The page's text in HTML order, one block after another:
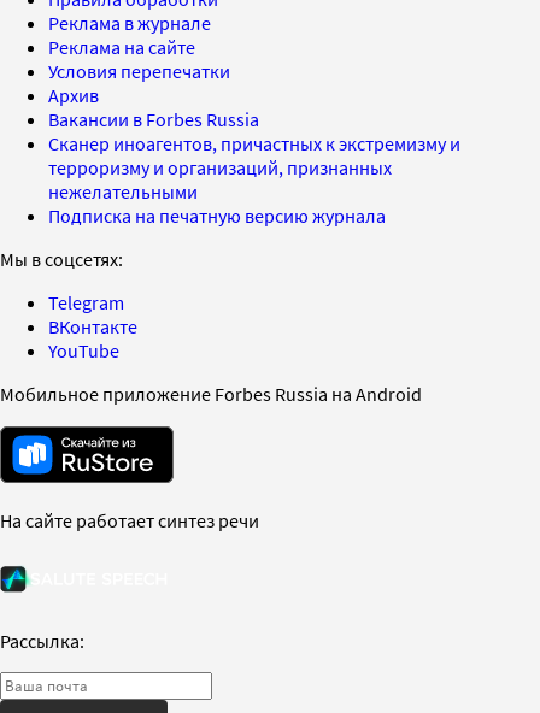
Реклама в журнале
Реклама на сайте
Условия перепечатки
Архив
Вакансии в Forbes Russia
Сканер иноагентов, причастных к экстремизму и
терроризму и организаций, признанных
нежелательными
Подписка на печатную версию журнала
Мы в соцсетях:
Telegram
ВКонтакте
YouTube
Мобильное приложение Forbes Russia на Android
На сайте работает синтез речи
Рассылка: